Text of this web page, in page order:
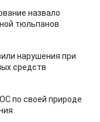
назвало
тюльпанов
нарушения при
средств
по своей природе